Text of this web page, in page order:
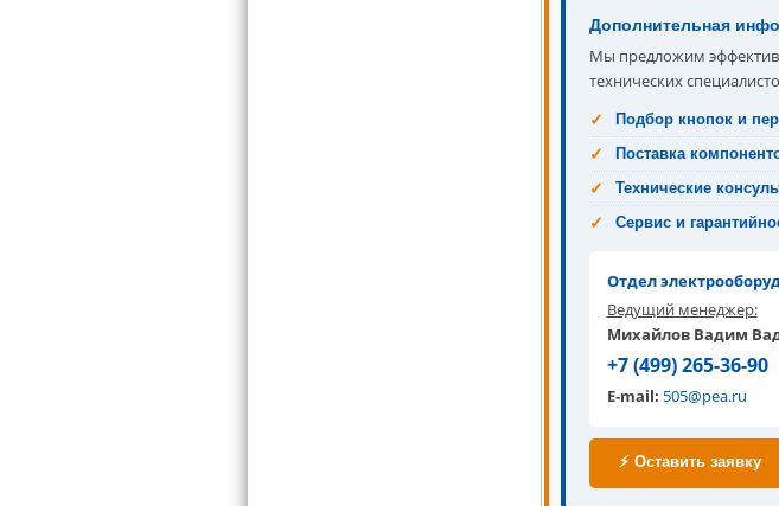
Дополнительная
Мы предложим
технических
Подбор кнопок и
Поставка
Технические
Сервис и
Отдел
Ведущий менеджер:
Михайлов Вадим
+7 (499) 265-36-90
E-mail: 505@pea.ru
⚡ Оставить заявку